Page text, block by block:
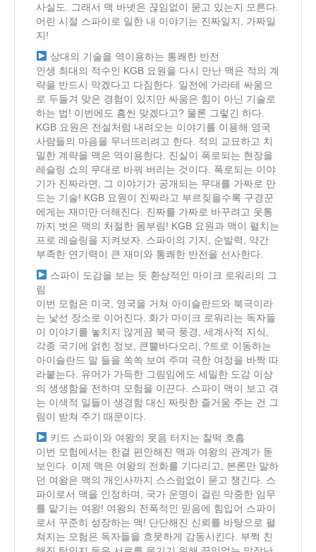
사실도. 그래서 맥 바넷은 끊임없이 묻고 있는지 모른다.
어린 시절 스파이로 일한 내 이야기는 진짜일지, 가짜일
지!
상대의 기술을 역이용하는 통쾌한 반전
인생 최대의 적수인 KGB 요원을 다시 만난 맥은 적의 계
략을 반드시 막겠다고 다짐한다. 일전에 가라테 싸움으
로 두들겨 맞은 경험이 있지만 싸움은 힘이 아닌 기술로
하는 법! 이번에도 흠씬 맞겠다고? 물론 그렇긴 하다.
KGB 요원은 전설처럼 내려오는 이야기를 이용해 영국
사람들의 마음을 무너뜨리려고 한다. 적의 교묘하고 치
밀한 계략을 맥은 역이용한다. 진실이 폭로되는 현장을
레슬링 쇼의 무대로 바꿔 버리는 것이다. 폭로되는 이야
기가 진짜라면, 그 이야기가 공개되는 무대를 가짜로 만
드는 기술! KGB 요원이 진짜라고 부르짖을수록 구경꾼
에게는 재미만 더해진다. 진짜를 가짜로 바꾸려고 웃통
까지 벗은 맥의 처절한 몸부림! KGB 요원과 맥이 펼치는
프로 레슬링을 지켜보자. 스파이의 기지, 순발력, 약간
부족한 연기력이 큰 재미와 통쾌한 반전을 선사한다.
스파이 도감을 보는 듯 환상적인 마이크 로워리의 그
림
이번 모험은 미국, 영국을 거쳐 아이슬란드와 북극이라
는 낯선 장소로 이어진다. 화가 마이크 로워리는 독자들
이 이야기를 놓치지 않게끔 북극 풍경, 세계사적 지식,
각종 국기에 얽힌 정보, 큰뿔바다오리, ?트로 이동하는
아이슬란드 말 들을 쏙쏙 보여 주며 극한 여정을 바짝 따
라붙는다. 유머가 가득한 그림임에도 세밀한 도감 이상
의 생생함을 전하며 모험을 이끈다. 스파이 맥이 보고 겪
는 이색적 일들이 생경함 대신 짜릿한 즐거움 주는 건 그
림이 받쳐 주기 때문이다.
키드 스파이와 여왕의 웃음 터지는 찰떡 호흡
이번 모험에서는 한결 편안해진 맥과 여왕의 관계가 돋
보인다. 이제 맥은 여왕의 전화를 기다리고, 본론만 말하
던 여왕은 맥의 개인사까지 스스럼없이 묻고 챙긴다. 스
파이로서 맥을 인정하며, 국가 운명이 걸린 막중한 임무
를 맡기는 여왕! 여왕의 전폭적인 믿음에 힘입어 스파이
로서 꾸준히 성장하는 맥! 단단해진 신뢰를 바탕으로 펼
쳐지는 모험은 독자들을 흐뭇하게 감동시킨다. 부쩍 친